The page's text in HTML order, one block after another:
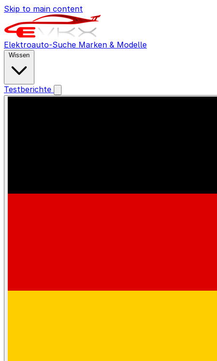
Skip to main content
Elektroauto-Suche Marken & Modelle
Wissen
Testberichte